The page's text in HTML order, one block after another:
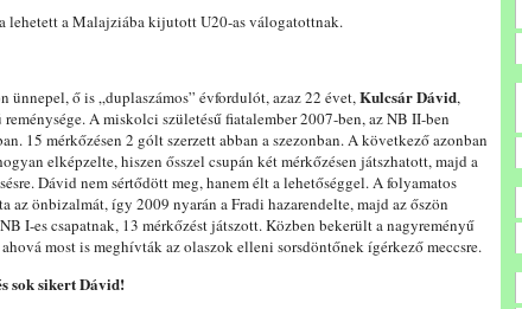
lehetett a Malajziába kijutott U20-as válogatottnak.
ünnepel, ő is „duplaszámos” évfordulót, azaz 22 évet,Kulcsár Dávid,
A miskolci születésű fiatalember 2007-ben, az NB II-ben
15 mérkőzésen 2 gólt szerzett abban a szezonban. A következő azonban
elképzelte, hiszen ősszel csupán két mérkőzésen játszhatott, majd a
Dávid nem sértődött meg, hanem élt a lehetőséggel. A folyamatos
az önbizalmát, így 2009 nyarán a Fradi hazarendelte, majd az őszön
I-es csapatnak, 13 mérkőzést játszott. Közben bekerült a nagyreményű
most is meghívták az olaszok elleni sorsdöntőnek ígérkező meccsre.
sok sikert Dávid!